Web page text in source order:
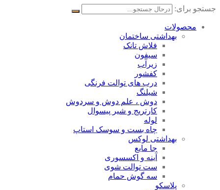
جستجو برای:
محصولات
بهداشتی ساختمان
فلاش تانک
سیفون
زیرآب
کفشور
درب های توالت فرنگی
شیلنگ
دوش ، علم دوش و سردوش
کارتریج و شیر پیسوال
لوله
چاه بست و سوسک استاپ
بهداشتی لوکس
جا مایع
آینه و اکسسوری
ست توالت شوی
سه گوش حمام
پلاسکو